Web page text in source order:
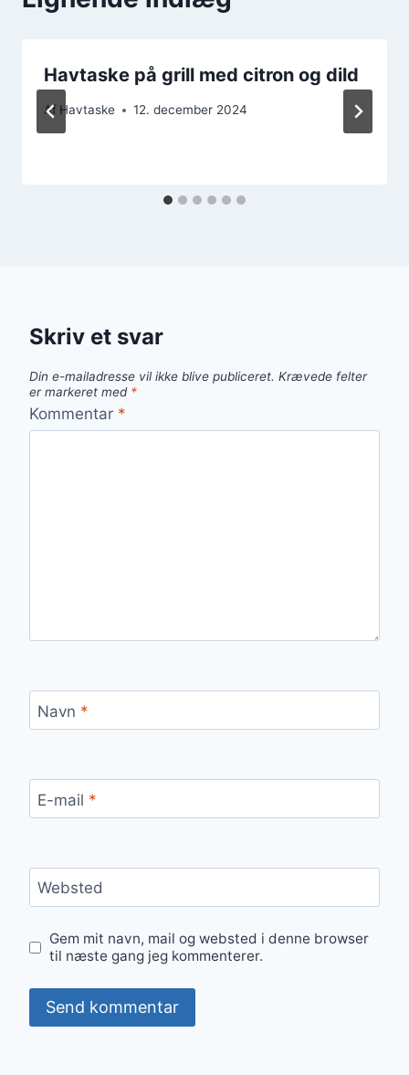
Havtaske på grill med citron og dild
Af Havtaske 12. december 2024
Skriv et svar
Din e-mailadresse vil ikke blive publiceret. Krævede felter
er markeret med *
Kommentar *
Navn *
E-mail *
Websted
Gem mit navn, mail og websted i denne browser
til næste gang jeg kommenterer.